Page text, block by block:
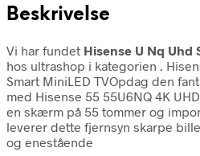
Beskrivelse
Vi har fundet Hisense U Nq Uhd
hos ultrashop i kategorien .
Smart MiniLED TVOpdag den
med Hisense 55 55U6NQ 4K
en skærm på 55 tommer og
leverer dette fjernsyn skarpe
og enestående